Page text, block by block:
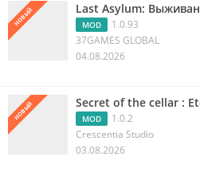
НОВЫЙ Last Asylum:
MOD
1.0.93
37GAMES GLOBAL
04.08.2026
НОВЫЙ Secret of the cellar :
MOD
1.0.2
Crescentia Studio
03.08.2026